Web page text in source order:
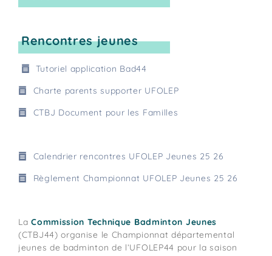
Rencontres jeunes
Tutoriel application Bad44
Charte parents supporter UFOLEP
CTBJ Document pour les Familles
Calendrier rencontres UFOLEP Jeunes 25 26
Règlement Championnat UFOLEP Jeunes 25 26
LaCommission Technique Badminton Jeunes
(CTBJ44) organise le Championnat départemental
jeunes de badminton de l’UFOLEP44 pour la saison